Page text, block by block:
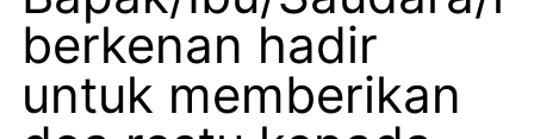
berkenan hadir
untuk memberikan